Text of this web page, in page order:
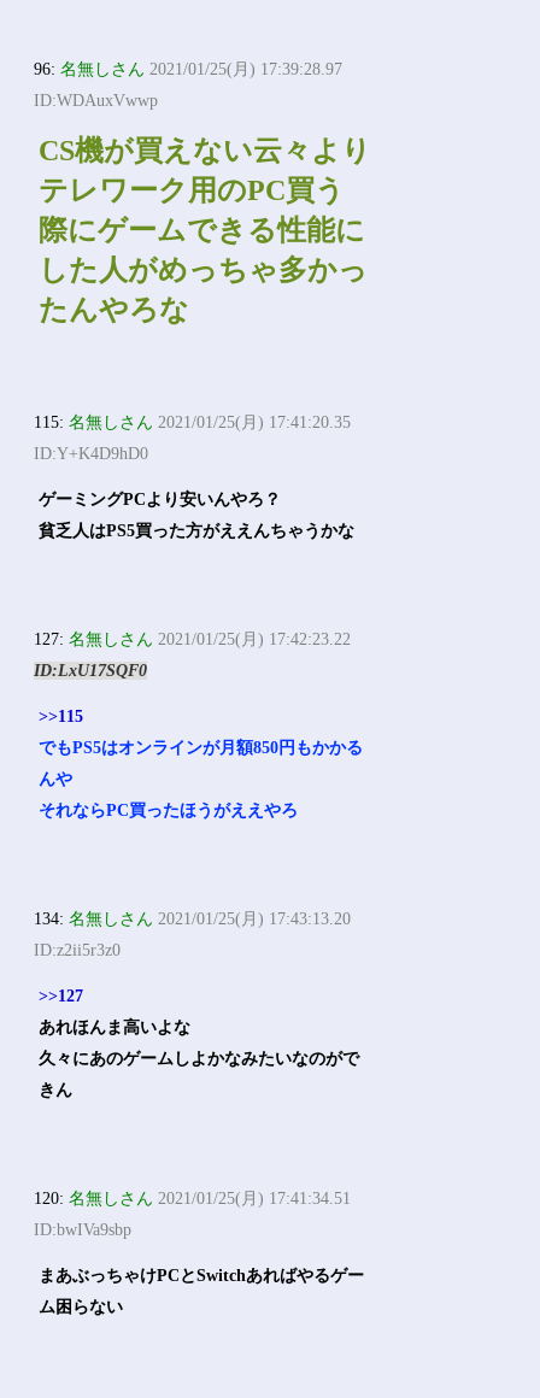
96:名無しさん 2021/01/25(月) 17:39:28.97
ID:WDAuxVwwp
CS機が買えない云々より
テレワーク用のPC買う
際にゲームできる性能に
した人がめっちゃ多かっ
たんやろな
115:名無しさん 2021/01/25(月) 17:41:20.35
ID:Y+K4D9hD0
ゲーミングPCより安いんやろ？
貧乏人はPS5買った方がええんちゃうかな
127:名無しさん 2021/01/25(月) 17:42:23.22
ID:LxU17SQF0
>>115
でもPS5はオンラインが月額850円もかかる
んや
それならPC買ったほうがええやろ
134:名無しさん 2021/01/25(月) 17:43:13.20
ID:z2ii5r3z0
>>127
あれほんま高いよな
久々にあのゲームしよかなみたいなのがで
きん
120:名無しさん 2021/01/25(月) 17:41:34.51
ID:bwIVa9sbp
まあぶっちゃけPCとSwitchあればやるゲー
ム困らない